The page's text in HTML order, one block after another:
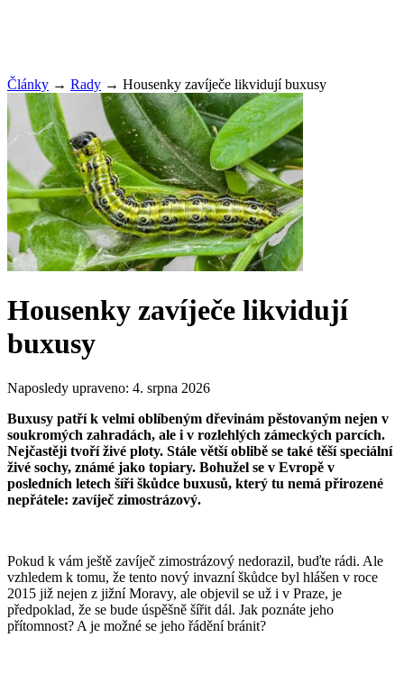
Články → Rady → Housenky zavíječe likvidují buxusy
Housenky zavíječe likvidují
buxusy
Naposledy upraveno: 4. srpna 2026
Buxusy patří k velmi oblíbeným dřevinám pěstovaným nejen v
soukromých zahradách, ale i v rozlehlých zámeckých parcích.
Nejčastěji tvoří živé ploty. Stále větší oblibě se také těší speciální
živé sochy, známé jako topiary. Bohužel se v Evropě v
posledních letech šíři škůdce buxusů, který tu nemá přirozené
nepřátele: zavíječ zimostrázový.
Pokud k vám ještě zavíječ zimostrázový nedorazil, buďte rádi. Ale
vzhledem k tomu, že tento nový invazní škůdce byl hlášen v roce
2015 již nejen z jižní Moravy, ale objevil se už i v Praze, je
předpoklad, že se bude úspěšně šířit dál. Jak poznáte jeho
přítomnost? A je možné se jeho řádění bránit?